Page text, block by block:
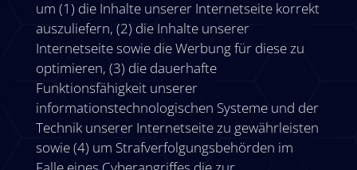
um (1) die Inhalte unserer Internetseite korrekt
auszuliefern, (2) die Inhalte unserer
Internetseite sowie die Werbung für diese zu
optimieren, (3) die dauerhafte
Funktionsfähigkeit unserer
informationstechnologischen Systeme und der
Technik unserer Internetseite zu gewährleisten
sowie (4) um Strafverfolgungsbehörden im